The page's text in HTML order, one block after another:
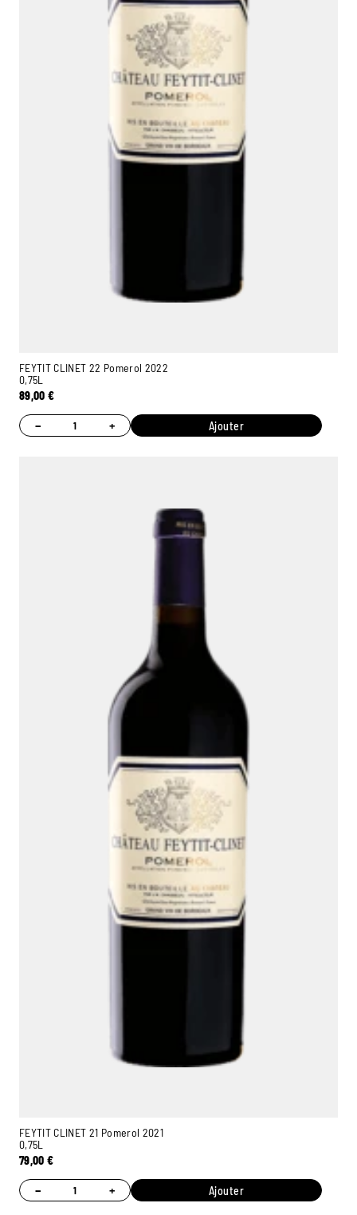
FEYTIT CLINET 22 Pomerol 2022
0,75L
89,00€
− + Ajouter
FEYTIT CLINET 21 Pomerol 2021
0,75L
79,00€
− + Ajouter